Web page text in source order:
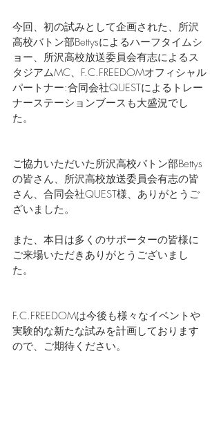
今回、初の試みとして企画された、所沢
高校バトン部Bettysによるハーフタイムシ
ョー、所沢高校放送委員会有志によるス
タジアムMC、F.C.FREEDOMオフィシャル
パートナー:合同会社QUESTによるトレー
ナーステーションブースも大盛況でし
た。
ご協力いただいた所沢高校バトン部Bettys
の皆さん、所沢高校放送委員会有志の皆
さん、 合同会社QUEST様、ありがとうご
ざいました。
また、本日は多くのサポーターの皆様に
ご来場いただきありがとうございまし
た。
F.C.FREEDOMは今後も様々なイベントや
実験的な新たな試みを計画しております
ので、ご期待ください。